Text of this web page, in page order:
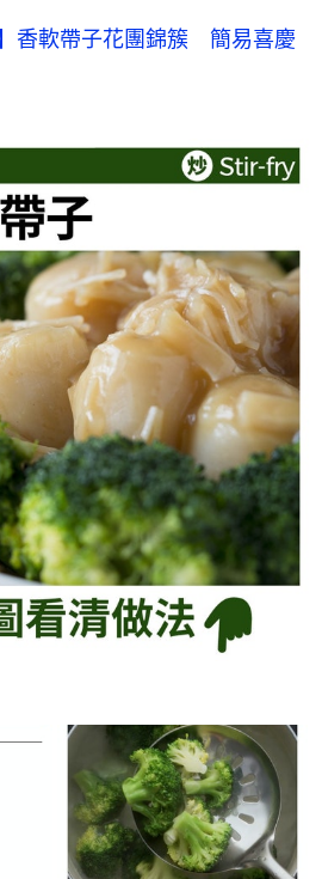
香軟帶子花團錦簇　簡易喜慶